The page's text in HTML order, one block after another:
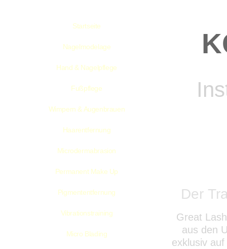
Startseite
Nagelmodelage
Hand & Nagelpflege
Fußpflege
Wimpern & Augenbrauen
Haarentfernung
Microdermabrasion
Permanent Make Up
Pigmententfernung
Vibrationstraining
Micro Blading
Der
Great
aus den
exklusiv